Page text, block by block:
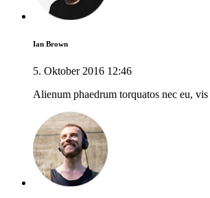
Ian Brown
5. Oktober 2016 12:46
Alienum phaedrum torquatos nec eu,